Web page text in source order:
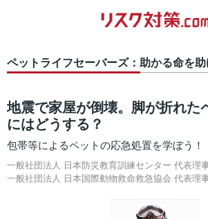
ペットライフセーバーズ：助かる命を
地震で家屋が倒壊。脚が折れた
にはどうする？
包帯等によるペットの応急処置を学ぼう！
一般社団法人 日本防災教育訓練センター 代表理
一般社団法人 日本国際動物救命救急協会 代表理